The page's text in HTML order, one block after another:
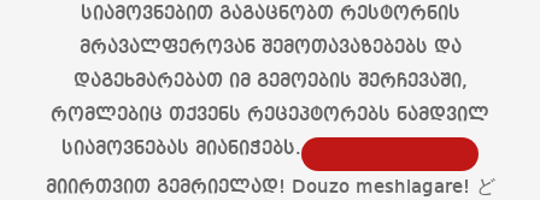
სიამოვნებით გაგაცნობთ რესტორნის
მრავალფეროვან შემოთავაზებებს და
დაგეხმარებათ იმ გემოების შერჩევაში,
რომლებიც თქვენს რეცეპტორებს ნამდვილ
სიამოვნებას მიანიჭებს.
მიირთვით გემრიელად! Douzo meshiagare! ど